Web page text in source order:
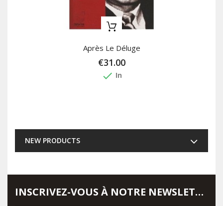
Après Le Déluge
€31.00
done In
NEW PRODUCTS
INSCRIVEZ-VOUS À NOTRE NEWSLETTER